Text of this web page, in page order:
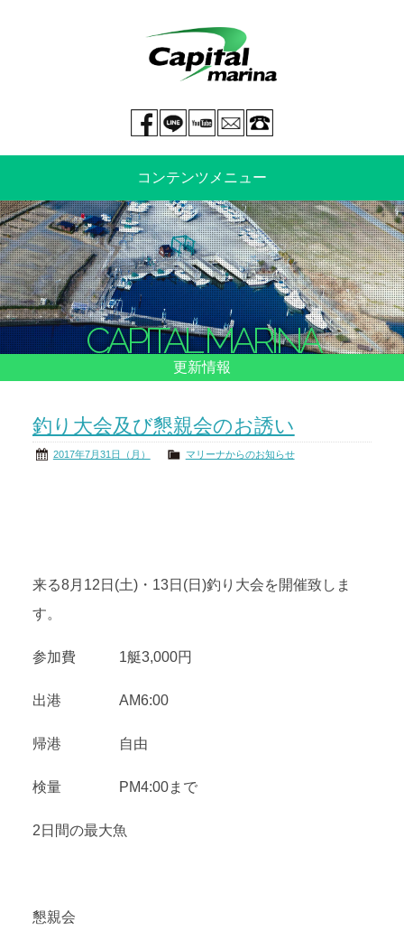
mail
You tube
LINE@
Facebook page
コンテンツメニュー
中古艇情報 新艇情報
船のご売却 整備・特殊艤装
船舶保険 マリーナ情報・料金表
茨城の海 公式ブログ
CAPITAL MARINA
更新情報
釣り大会及び懇親会のお誘い
2017年7月31日（月） マリーナからのお知らせ
来る8月12日(土)・13日(日)釣り大会を開催致しま
す。
参加費 1艇3,000円
出港 AM6:00
帰港 自由
検量 PM4:00まで
2日間の最大魚
懇親会